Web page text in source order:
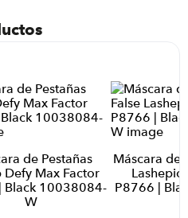
de Pestañas
Defy Max Factor
Black 10038084-
W
Máscara de
Lashepic
P8766 |